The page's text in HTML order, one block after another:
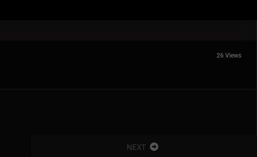
26 Views
NEXT